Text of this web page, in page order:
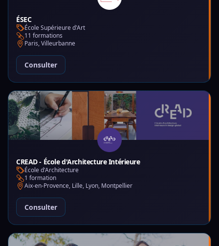
ÉSEC
École Supérieure d'Art
11 formations
Paris, Villeurbanne
Consulter
CREAD - École d'Architecture Intérieure
École d'Architecture
1 formation
Aix-en-Provence, Lille, Lyon, Montpellier
Consulter